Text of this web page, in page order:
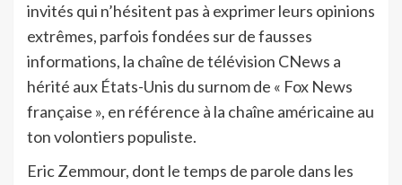
invités qui n’hésitent pas à exprimer leurs opinions
extrêmes, parfois fondées sur de fausses
informations, la chaîne de télévision CNews a
hérité aux États-Unis du surnom de « Fox News
française », en référence à la chaîne américaine au
ton volontiers populiste.
Eric Zemmour, dont le temps de parole dans les